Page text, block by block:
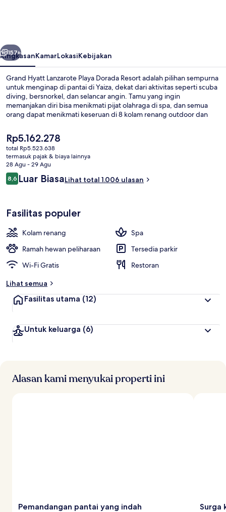
Resort
Berikutnya
157+
RingkasanKamarLokasiKebijakan
Grand Hyatt Lanzarote Playa Dorada Resort adalah pilihan sempurna
untuk menginap di pantai di Yaiza, dekat dari aktivitas seperti scuba
diving, bersnorkel, dan selancar angin. Tamu yang ingin
memanjakan diri bisa menikmati pijat olahraga di spa, dan semua
orang dapat menikmati keseruan di 8 kolam renang outdoor dan
restoran, dan 4 bar tepi kolam renang adalah tempat yang
sempurna untuk menikmati minuman dingin.Keunggulan lain di
hotel mewah ini meliputi 7 bar/lounge, klub anak gratis, dan klub
kesehatan. Staf dan kondisi keseluruhan mendapatkan nilai yang
baik dari para traveler.
Harga
saat
ini
Rp5.162.278
Rp5.162.278
total Rp5.523.638
termasuk pajak & biaya lainnya
28 Agu - 29 Agu
Ulasan
8,68,6 dari 10
Luar BiasaLihat total 1.006 ulasan
Fasilitas populer
Kolam renang
Spa
Ramah hewan peliharaan
Tersedia parkir
Wi-Fi Gratis
Restoran
Lihat semua
Fasilitas utama (12)
Untuk keluarga (6)
Alasan kami menyukai properti ini
Pemandangan pantai yang indah Surga